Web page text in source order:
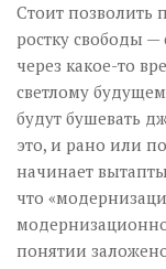
Стоит позволить
ростку свободы —
через какое-то
светлому
будут бушевать
это, и рано или
начинает
что
понятии